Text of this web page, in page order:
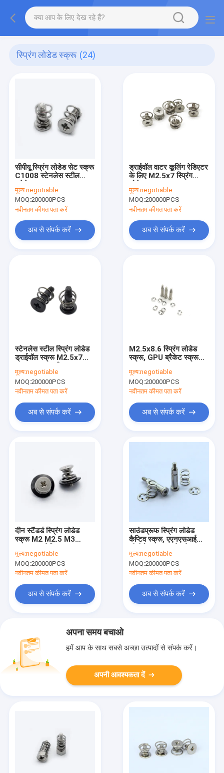
स्प्रिंग लोडेड स्क्रू (24)
सीपीयू स्प्रिंग लोडेड सेट स्क्रू
C1008 स्टेनलेस स्टील
मूल्य:negotiable
MOQ:200000PCS
नवीनतम कीमत पता करें
अब से संपर्क करें
ड्राईवॉल वाटर कूलिंग रेडिएटर
के लिए M2.5x7 स्प्रिंग
मूल्य:negotiable
MOQ:200000PCS
नवीनतम कीमत पता करें
अब से संपर्क करें
स्टेनलेस स्टील स्प्रिंग लोडेड
ड्राईवॉल स्क्रू M2.5x7
मूल्य:negotiable
MOQ:200000PCS
नवीनतम कीमत पता करें
अब से संपर्क करें
M2.5x8.6 स्प्रिंग लोडेड
स्क्रू, GPU ब्रैकेट स्क्रू
मूल्य:negotiable
MOQ:200000PCS
नवीनतम कीमत पता करें
अब से संपर्क करें
दीन स्टैंडर्ड स्प्रिंग लोडेड
स्क्रू M2 M2.5 M3
निकेलप्लेटेड SEMS स्क्रू:
मूल्य:negotiable
MOQ:200000PCS
नवीनतम कीमत पता करें
अब से संपर्क करें
साउंडप्रूफ स्प्रिंग लोडेड
कैप्टिव स्क्रू, एएनएसआई
स्टील
मूल्य:negotiable
MOQ:200000PCS
नवीनतम कीमत पता करें
अब से संपर्क करें
अपना समय बचाओ
हमें आप के साथ सबसे अच्छा उत्पादों से संपर्क करें।
अपनी आवश्यकता दें